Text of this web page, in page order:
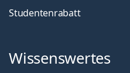
Studentenrabatt
Wissenswertes